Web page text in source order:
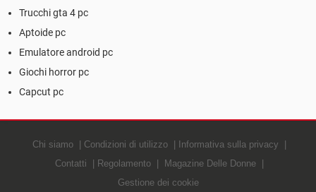
Trucchi gta 4 pc
Aptoide pc
Emulatore android pc
Giochi horror pc
Capcut pc
Chi siamo Condizioni di utilizzo
Informativa sulla privacy
Contatti
Regolamento
Magazine Delle Donne
Gestione dei cookie